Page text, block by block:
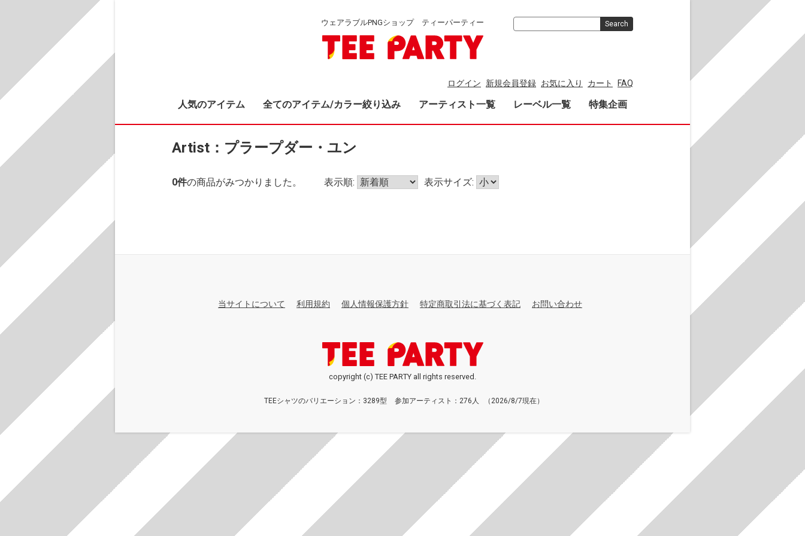
ウェアラブルPNGショップ ティーパーティー
ログイン 新規会員登録 お気に入り カート FAQ
人気のアイテム 全てのアイテム/カラー絞り込み アーティスト一覧 レーベル一覧 特集企画
Search
Artist：プラープダー・ユン
0件の商品がみつかりました。 表示順: 表示サイズ:
当サイトについて 利用規約 個人情報保護方針 特定商取引法に基づく表記 お問い合わせ
copyright (c) TEE PARTY all rights reserved.
TEEシャツのバリエーション：3289型 参加アーティスト：276人 （2026/8/7現在）